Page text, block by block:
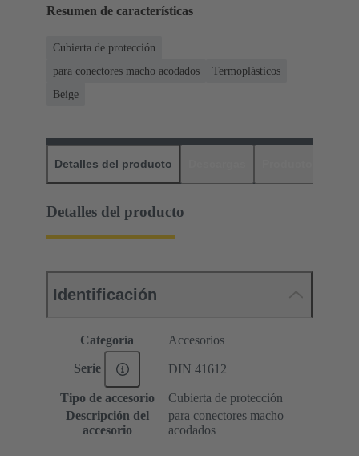
Resumen de características
Cubierta de protección
para conectores macho acodados
Termoplásticos
Beige
Detalles del producto
Detalles del producto
Identificación
Categoría Accesorios
Serie DIN 41612
Tipo de accesorio
Cubierta de protección
Descripción del
accesorio
para conectores macho
acodados